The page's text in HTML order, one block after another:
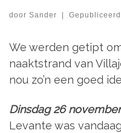
door Sander | Gepubliceerd
We werden getipt
naaktstrand van
nou zo’n een goed
Dinsdag 26
Levante was